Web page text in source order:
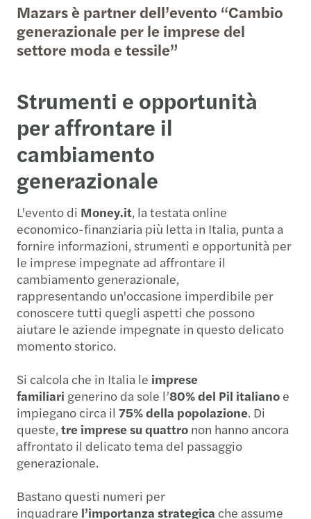
Mazars è partner dell’evento “Cambio
generazionale per le imprese del
settore moda e tessile”
Strumenti e opportunità
per affrontare il
cambiamento
generazionale
L'evento di Money.it, la testata online
economico-finanziaria più letta in Italia, punta a
fornire informazioni, strumenti e opportunità per
le imprese impegnate ad affrontare il
cambiamento generazionale,
rappresentando un'occasione imperdibile per
conoscere tutti quegli aspetti che possono
aiutare le aziende impegnate in questo delicato
momento storico.
Si calcola che in Italia le imprese
familiari generino da sole l’80% del Pil italiano e
impiegano circa il 75% della popolazione. Di
queste, tre imprese su quattro non hanno ancora
affrontato il delicato tema del passaggio
generazionale.
Bastano questi numeri per
inquadrare l’importanza strategica che assume